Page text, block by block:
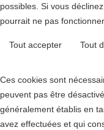
possibles. Si vous
pourrait ne pas
Tout accepter Tout
Ces cookies sont
peuvent pas être
généralement établis en
avez effectuées et qui